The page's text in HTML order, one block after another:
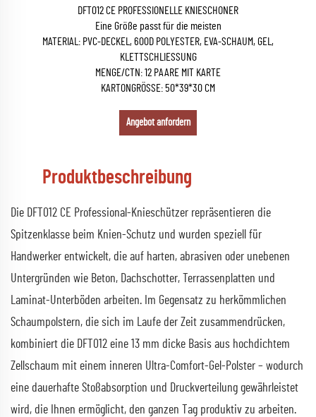
DFT012 CE PROFESSIONELLE KNIESCHONER
Eine Größe passt für die meisten
MATERIAL: PVC-DECKEL, 600D POLYESTER, EVA-SCHAUM, GEL,
KLETTSCHLIESSUNG
MENGE/CTN: 12 PAARE MIT KARTE
KARTONGRÖSSE: 50*39*30 CM
Angebot anfordern
Produktbeschreibung
Die DFT012 CE Professional-Knieschützer repräsentieren die
Spitzenklasse beim Knien-Schutz und wurden speziell für
Handwerker entwickelt, die auf harten, abrasiven oder unebenen
Untergründen wie Beton, Dachschotter, Terrassenplatten und
Laminat-Unterböden arbeiten. Im Gegensatz zu herkömmlichen
Schaumpolstern, die sich im Laufe der Zeit zusammendrücken,
kombiniert die DFT012 eine 13 mm dicke Basis aus hochdichtem
Zellschaum mit einem inneren Ultra-Comfort-Gel-Polster – wodurch
eine dauerhafte Stoßabsorption und Druckverteilung gewährleistet
wird, die Ihnen ermöglicht, den ganzen Tag produktiv zu arbeiten.